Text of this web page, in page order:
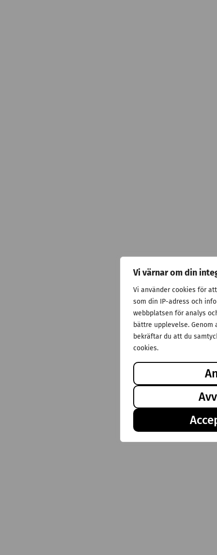
Vi värnar om din
Vi använder cookies för
som din IP-adress och
webbplatsen för analys
bättre upplevelse.
bekräftar du att du
cookies.